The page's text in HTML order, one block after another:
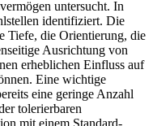
untersucht. In
identifiziert. Die
Tiefe, die Orientierung, die
Ausrichtung von
erheblichen Einfluss auf
Eine wichtige
eine geringe Anzahl
tolerierbaren
mit einem Standard-